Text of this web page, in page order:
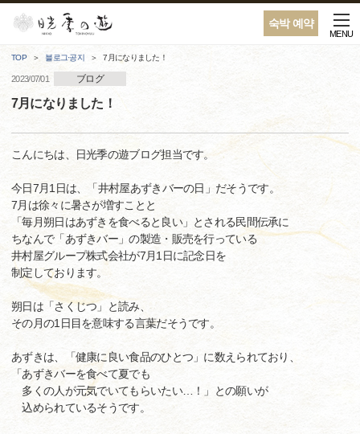
숙박 예약
MENU
TOP 블로그·공지 7月になりました！
2023/07/01 ブログ
7月になりました！
こんにちは、日光季の遊ブログ担当です。
今日7月1日は、「井村屋あずきバーの日」だそうです。
7月は徐々に暑さが増すことと
「毎月朔日はあずきを食べると良い」とされる民間伝承に
ちなんで「あずきバー」の製造・販売を行っている
井村屋グループ株式会社が7月1日に記念日を
制定しております。
朔日は「さくじつ」と読み、
その月の1日目を意味する言葉だそうです。
あずきは、「健康に良い食品のひとつ」に数えられており、
「あずきバーを食べて夏でも
多くの人が元気でいてもらいたい…！」との願いが
込められているそうです。